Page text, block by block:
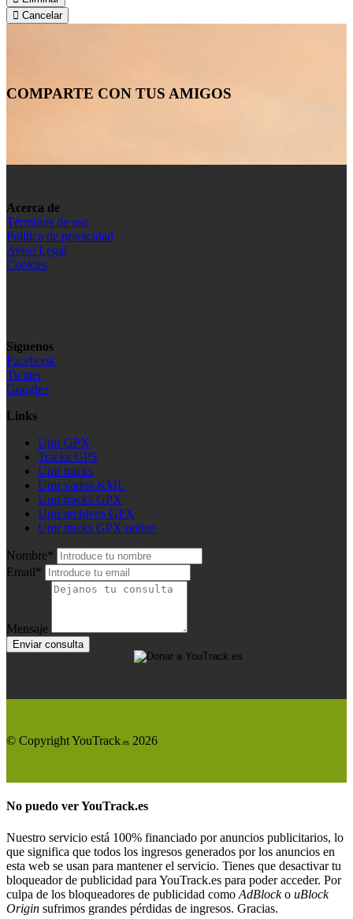
Cancelar
COMPARTE CON TUS AMIGOS
Acerca de
Términos de uso
Política de privacidad
Aviso Legal
Cookies
Síguenos
Facebook
Twitter
Google+
Links
Unir GPX
Tracks GPS
Unir tracks
Unir varios KML
Unir tracks GPX
Unir archivos GPX
Unir tracks GPX online
Nombre*
Email*
Mensaje
Enviar consulta
© Copyright YouTrack .es 2026
No puedo verYouTrack.es
Nuestro servicio está 100% financiado por anuncios publicitarios, lo
que significa que todos los ingresos generados por los anuncios en
esta web se usan para mantener el servicio. Tienes que desactivar tu
bloqueador de publicidad para YouTrack.es para poder acceder. Por
culpa de los bloqueadores de publicidad como AdBlocko uBlock
Origin sufrimos grandes pérdidas de ingresos. Gracias.